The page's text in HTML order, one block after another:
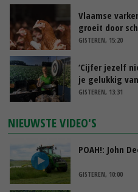
Vlaamse
groeit door
GISTEREN, 15:20
‘Cijfer jezelf
je gelukkig
GISTEREN, 13:31
NIEUWSTE VIDEO'S
POAH!: John
GISTEREN, 10:00